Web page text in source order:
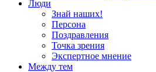
Люди
Знай наших!
Персона
Поздравления
Точка зрения
Экспертное мнение
Между тем